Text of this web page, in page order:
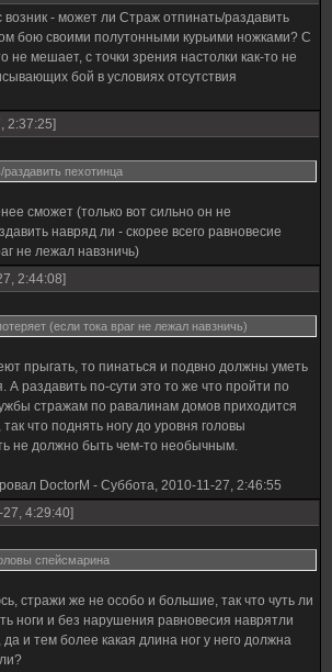
- может ли Страж отпинать/раздавить
бою своими полутонными курьими ножками? С
не мешает, с точки зрения настолки как-то не
бой в условиях отсутствия
2:37:25]
пехотинца
сможет (только вот сильно он не
навряд ли - скорее всего равновесие
не лежал навзничь)
2:44:08]
(если тока враг не лежал навзничь)
прыгать, то пинаться и подвно должны уметь
А раздавить по-сути это то же что пройти по
стражам по равалинам домов приходится
что поднять ногу до уровня головы
не должно быть чем-то необычным.
DoctorM - Суббота, 2010-11-27, 2:46:55
27, 4:29:40]
спейсмарина
стражи же не особо и большие, так что чуть ли
ноги и без нарушения равновесия наврятли
да и тем более какая длина ног у него должна